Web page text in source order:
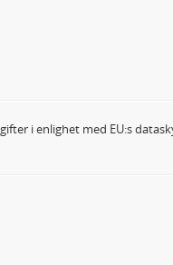
i enlighet med EU:s